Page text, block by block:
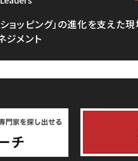
ショッピング」の進化を支えた
ジメント